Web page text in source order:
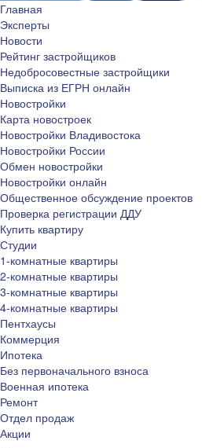
Главная
Эксперты
Новости
Рейтинг застройщиков
Недобросовестные застройщики
Выписка из ЕГРН онлайн
Новостройки
Карта новостроек
Новостройки Владивостока
Новостройки России
Обмен новостройки
Новостройки онлайн
Общественное обсуждение проектов
Проверка регистрации ДДУ
Купить квартиру
Студии
1-комнатные квартиры
2-комнатные квартиры
3-комнатные квартиры
4-комнатные квартиры
Пентхаусы
Коммерция
Ипотека
Без первоначального взноса
Военная ипотека
Ремонт
Отдел продаж
Акции